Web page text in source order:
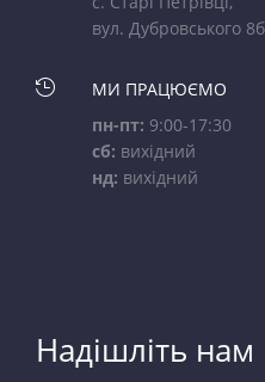
вул. Дубровського 8б

МИ ПРАЦЮЄМО
пн-пт: 9:00-17:30
сб: вихідний
нд: вихідний
Надішліть